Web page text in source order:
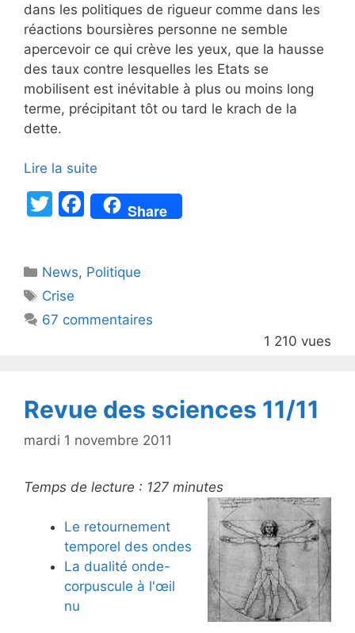
dans les politiques de rigueur comme dans les
réactions boursières personne ne semble
apercevoir ce qui crève les yeux, que la hausse
des taux contre lesquelles les Etats se
mobilisent est inévitable à plus ou moins long
terme, précipitant tôt ou tard le krach de la
dette.
Lire la suite
T
er
F
a
e
o
Share
Catégories
News, Politique
Étiquettes
Crise
67 commentaires
1 210 vues
Revue des sciences 11/11
mardi 1 novembre 2011
Temps de lecture : 127 minutes
Le retournement
temporel des ondes
La dualité onde-
corpuscule à l'œil
nu